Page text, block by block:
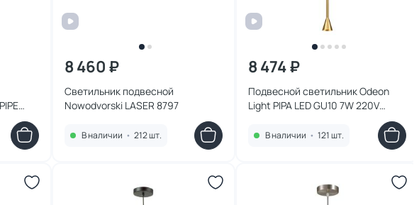
8 460 ₽
Светильник подвесной
Nowodvorski LASER 8797
В наличии • 212 шт.
8 474 ₽
Подвесной светильник Odeon
Light PIPA LED GU10 7W 220V
В наличии • 121 шт.